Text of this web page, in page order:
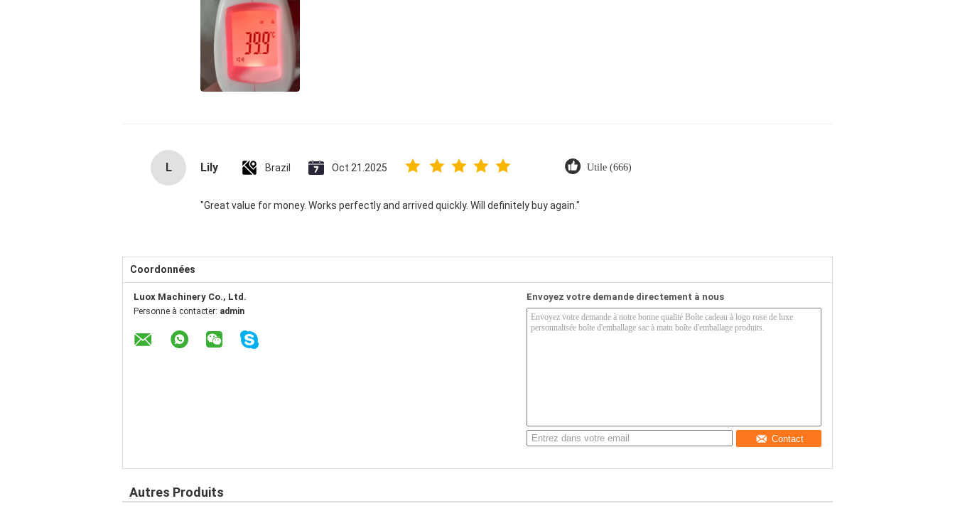
L Lily Brazil Oct 21.2025 Utile (666)
"Great value for money. Works perfectly and arrived quickly. Will definitely buy again."
Coordonnées
Luox Machinery Co., Ltd.
Personne à contacter: admin
Envoyez votre demande directement à nous
Contact
Autres Produits